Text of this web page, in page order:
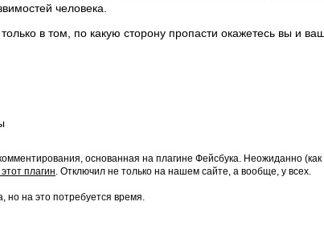
человека.
в том, по какую сторону пропасти окажетесь вы и
основанная на плагине Фейсбука. Неожиданно (как
плагин. Отключил не только на нашем сайте, а вообще, у всех.
но на это потребуется время.